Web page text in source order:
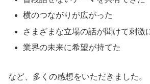
横のつながりが広がった
さまざまな立場の話が聞けて刺激
業界の未来に希望が持てた
など、多くの感想をいただきました。